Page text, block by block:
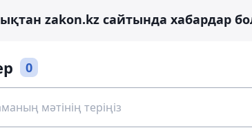
zakon.kz сайтында хабардар
0